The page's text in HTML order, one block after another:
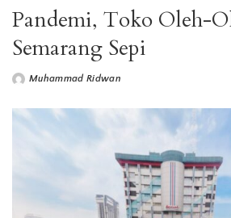
Pandemi, Toko Oleh-
Semarang Sepi
Muhammad Ridwan